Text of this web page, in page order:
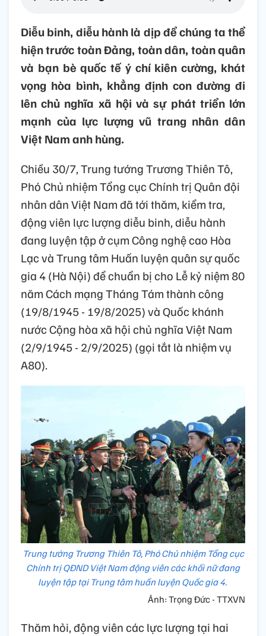
Diễu binh, diễu hành là dịp để chúng ta thể
hiện trước toàn Đảng, toàn dân, toàn quân
và bạn bè quốc tế ý chí kiên cường, khát
vọng hòa bình, khẳng định con đường đi
lên chủ nghĩa xã hội và sự phát triển lớn
mạnh của lực lượng vũ trang nhân dân
Việt Nam anh hùng.
Chiều 30/7, Trung tướng Trương Thiên Tô,
Phó Chủ nhiệm Tổng cục Chính trị Quân đội
nhân dân Việt Nam đã tới thăm, kiểm tra,
động viên lực lượng diễu binh, diễu hành
đang luyện tập ở cụm Công nghệ cao Hòa
Lạc và Trung tâm Huấn luyện quân sự quốc
gia 4 (Hà Nội) để chuẩn bị cho Lễ kỷ niệm 80
năm Cách mạng Tháng Tám thành công
(19/8/1945 - 19/8/2025) và Quốc khánh
nước Cộng hòa xã hội chủ nghĩa Việt Nam
(2/9/1945 - 2/9/2025) (gọi tắt là nhiệm vụ
A80).
Trung tướng Trương Thiên Tô, Phó Chủ nhiệm Tổng cục
Chính trị QĐND Việt Nam động viên các khối nữ đang
luyện tập tại Trung tâm huấn luyện Quốc gia 4.
Ảnh: Trọng Đức - TTXVN
Thăm hỏi, động viên các lực lượng tại hai